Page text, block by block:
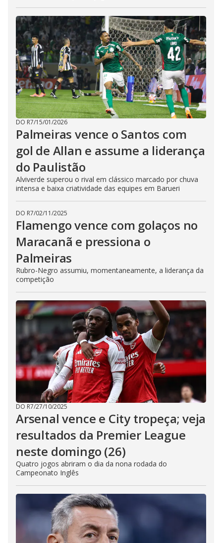
DO R7/15/01/2026
Palmeiras vence o Santos com
gol de Allan e assume a liderança
do Paulistão
Alviverde superou o rival em clássico marcado por chuva
intensa e baixa criatividade das equipes em Barueri
DO R7/02/11/2025
Flamengo vence com golaços no
Maracanã e pressiona o
Palmeiras
Rubro-Negro assumiu, momentaneamente, a liderança da
competição
DO R7/27/10/2025
Arsenal vence e City tropeça; veja
resultados da Premier League
neste domingo (26)
Quatro jogos abriram o dia da nona rodada do
Campeonato Inglês